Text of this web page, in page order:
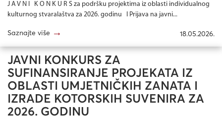
J A V N I K O N K U R S za podršku projektima iz oblasti individualnog
kulturnog stvaralaštva za 2026. godinu I Prijava na javni...
Saznajte više → 18.05.2026.
JAVNI KONKURS ZA
SUFINANSIRANJE PROJEKATA IZ
OBLASTI UMJETNIČKIH ZANATA I
IZRADE KOTORSKIH SUVENIRA ZA
2026. GODINU